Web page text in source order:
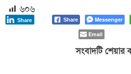
৬০৬
Share Messenger
Share
Email
সংবাদটি